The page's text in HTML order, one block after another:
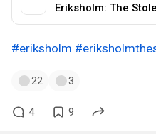
Eriksholm: The
#eriksholm
22 3
4 9